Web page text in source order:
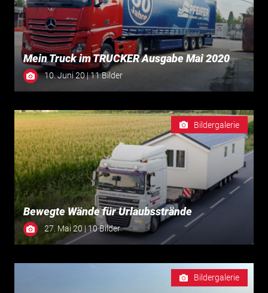
Mein Truck im TRUCKER Ausgabe Mai 2020
10. Juni 20 | 11 Bilder
Bildergalerie
Bewegte Wände für Urlaubsstrände
27. Mai 20 | 10 Bilder
Bildergalerie